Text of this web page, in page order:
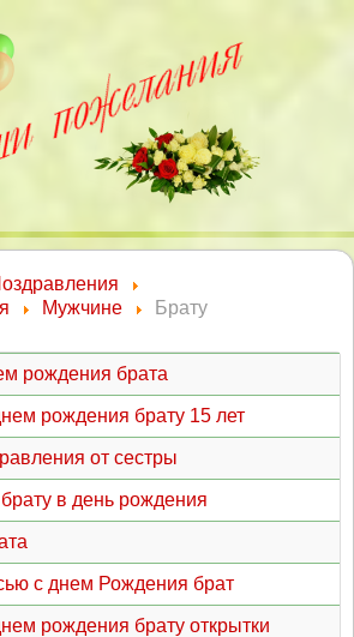
Мужчине Брату
рождения брата
рождения брату 15 лет
от сестры
в день рождения
с днем Рождения брат
рождения брату открытки